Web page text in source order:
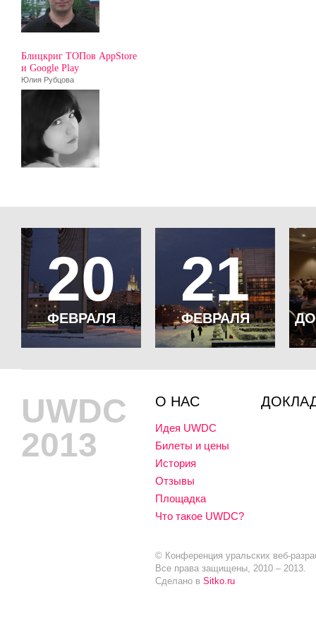
Блицкриг ТОПов AppStore
и Google Play
Юлия Рубцова
20
ФЕВРАЛЯ
21
ФЕВРАЛЯ
UWDC
2013
О НАС
Идея UWDC
Билеты и цены
История
Отзывы
Площадка
Что такое UWDC?
© Конференция уральских веб-
Все права защищены, 2010 – 2013.
Сделано в Sitko.ru